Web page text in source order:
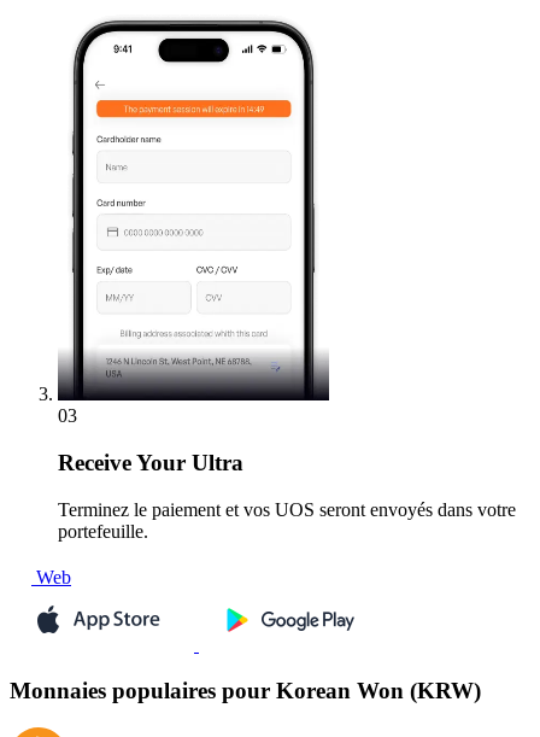
03
ReceiveYour Ultra
Terminez le paiement et vos UOS seront envoyés dans votre
portefeuille.
Web
Monnaies populaires pour Korean Won (KRW)